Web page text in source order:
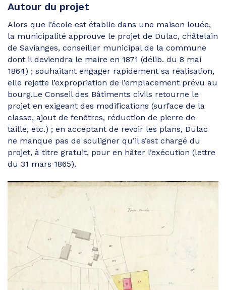
Autour du projet
Alors que l’école est établie dans une maison louée,
la municipalité approuve le projet de Dulac, châtelain
de Savianges, conseiller municipal de la commune
dont il deviendra le maire en 1871 (délib. du 8 mai
1864) ; souhaitant engager rapidement sa réalisation,
elle rejette l’expropriation de l’emplacement prévu au
bourg.Le Conseil des Bâtiments civils retourne le
projet en exigeant des modifications (surface de la
classe, ajout de fenêtres, réduction de pierre de
taille, etc.) ; en acceptant de revoir les plans, Dulac
ne manque pas de souligner qu’il s’est chargé du
projet, à titre gratuit, pour en hâter l’exécution (lettre
du 31 mars 1865).